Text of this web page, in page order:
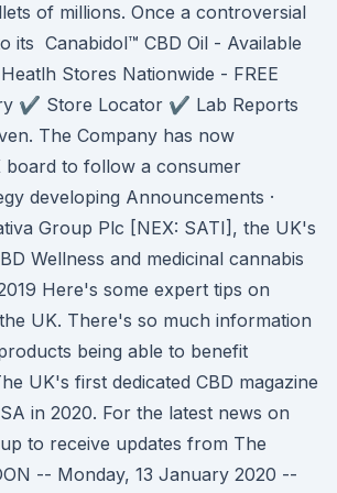
of millions. Once a controversial
its Canabidol™ CBD Oil - Available
Stores Nationwide - FREE
✔️ Store Locator ✔️ Lab Reports
The Company has now
board to follow a consumer
developing Announcements ·
Group Plc [NEX: SATI], the UK's
Wellness and medicinal cannabis
Here's some expert tips on
UK. There's so much information
being able to benefit
UK's first dedicated CBD magazine
in 2020. For the latest news on
to receive updates from The
-- Monday, 13 January 2020 --